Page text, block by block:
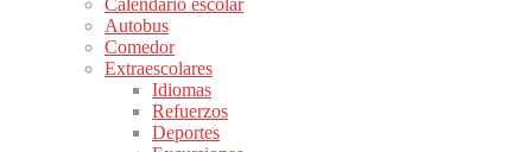
Calendario escolar
Autobus
Comedor
Extraescolares
Idiomas
Refuerzos
Deportes